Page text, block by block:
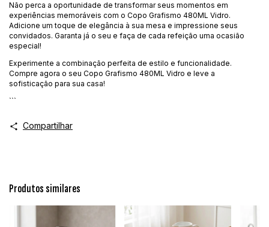
Não perca a oportunidade de transformar seus momentos em
experiências memoráveis com o Copo Grafismo 480ML Vidro.
Adicione um toque de elegância à sua mesa e impressione seus
convidados. Garanta já o seu e faça de cada refeição uma ocasião
especial!
Experimente a combinação perfeita de estilo e funcionalidade.
Compre agora o seu Copo Grafismo 480ML Vidro e leve a
sofisticação para sua casa!
```
Compartilhar
Produtos similares